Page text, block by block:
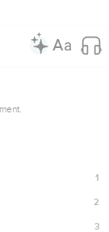
1
2
3